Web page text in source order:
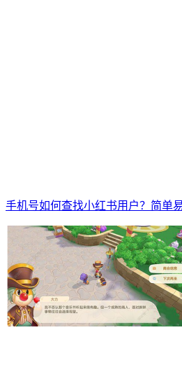
手机号如何查找小红书用户？简单